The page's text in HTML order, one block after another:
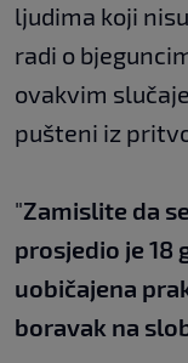
ljudima koji
radi o
ovakvim
pušteni iz
"Zamislite da
prosjedio je 18
uobičajena
boravak na